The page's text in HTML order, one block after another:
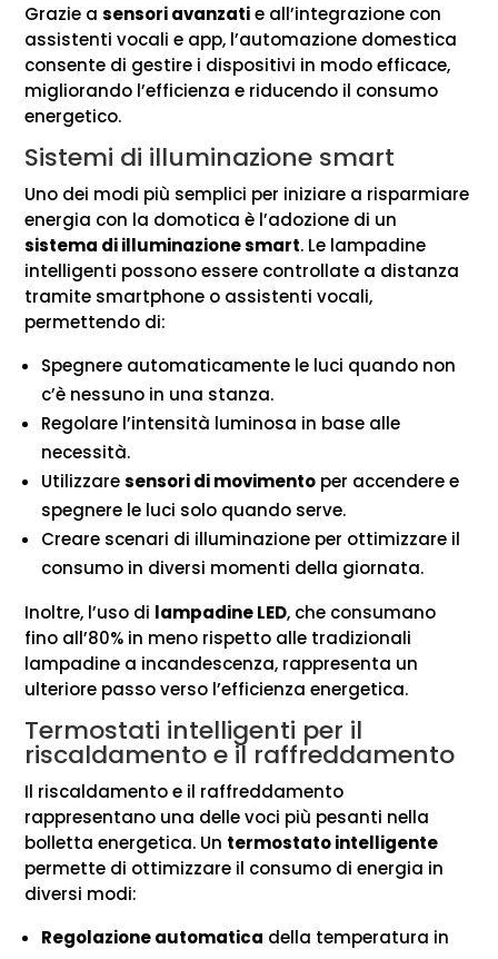
Grazie asensori avanzatie all’integrazione con
assistenti vocali e app, l’automazione domestica
consente di gestire i dispositivi in modo efficace,
migliorando l’efficienza e riducendo il consumo
energetico.
Sistemi di illuminazione smart
Uno dei modi più semplici per iniziare a risparmiare
energia con la domotica è l’adozione di un
sistema di illuminazione smart. Le lampadine
intelligenti possono essere controllate a distanza
tramite smartphone o assistenti vocali,
permettendo di:
Spegnere automaticamente le luci quando non
c’è nessuno in una stanza.
Regolare l’intensità luminosa in base alle
necessità.
Utilizzaresensori di movimento per accendere e
spegnere le luci solo quando serve.
Creare scenari di illuminazione per ottimizzare il
consumo in diversi momenti della giornata.
Inoltre, l’uso di lampadine LED, che consumano
fino all’80% in meno rispetto alle tradizionali
lampadine a incandescenza, rappresenta un
ulteriore passo verso l’efficienza energetica.
Termostati intelligenti per il
riscaldamento e il raffreddamento
Il riscaldamento e il raffreddamento
rappresentano una delle voci più pesanti nella
bolletta energetica. Un termostato intelligente
permette di ottimizzare il consumo di energia in
diversi modi:
Regolazione automatica della temperatura in